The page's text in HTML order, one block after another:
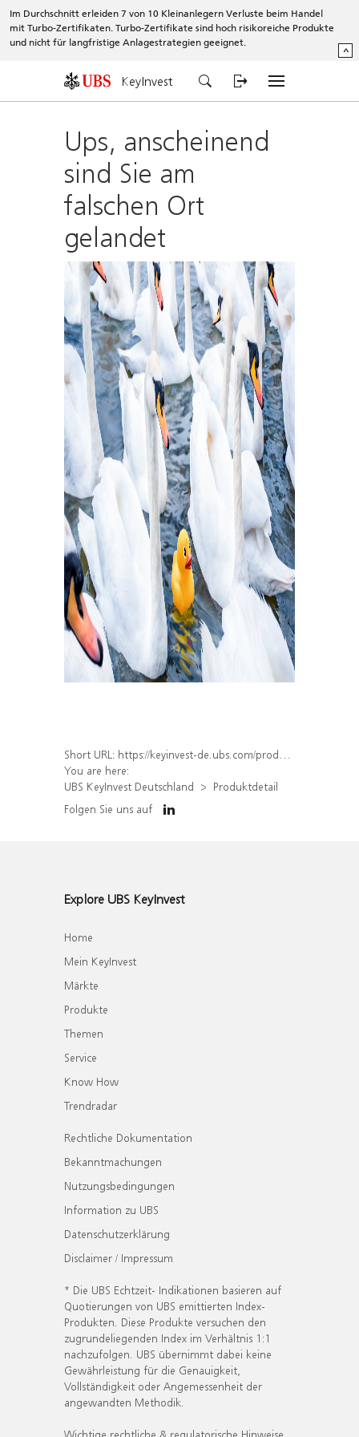
Im Durchschnitt erleiden 7 von 10 Kleinanlegern Verluste beim Handel
mit Turbo-Zertifikaten. Turbo-Zertifikate sind hoch risikoreiche Produkte
und nicht für langfristige Anlagestrategien geeignet.
^
KeyInvest
Ups, anscheinend
sind Sie am
falschen Ort
gelandet
Short URL: https://keyinvest-de.ubs.com/produkt/detail/index/isin/DE000WA6LK22
You are here:
UBS KeyInvest Deutschland
Produktdetail
Folgen Sie uns auf
Explore UBS KeyInvest
Home
Mein KeyInvest
Märkte
Produkte
Themen
Service
Know How
Trendradar
Rechtliche Dokumentation
Bekanntmachungen
Nutzungsbedingungen
Information zu UBS
Datenschutzerklärung
Disclaimer / Impressum
* Die UBS Echtzeit- Indikationen basieren auf
Quotierungen von UBS emittierten Index-
Produkten. Diese Produkte versuchen den
zugrundeliegenden Index im Verhältnis 1:1
nachzufolgen. UBS übernimmt dabei keine
Gewährleistung für die Genauigkeit,
Vollständigkeit oder Angemessenheit der
angewandten Methodik.